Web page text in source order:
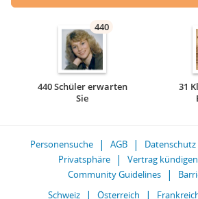
440
440 Schüler erwarten
Sie
31
Personensuche AGB Datenschutz
Privatsphäre
Vertrag kündigen
Community Guidelines
Schweiz
Österreich